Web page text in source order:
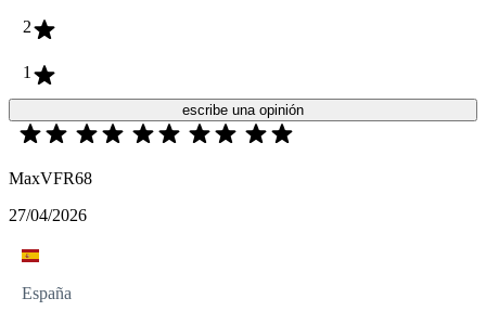
2
1
escribe una opinión
MaxVFR68
27/04/2026
España